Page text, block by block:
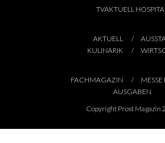
TVAKTUELL
AKTUELL
KULINARIK
FACHMAGAZIN
AUSGABEN
Copyright Prost Magazin